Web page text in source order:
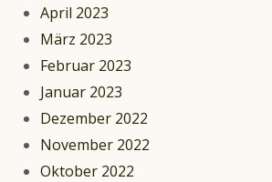
April 2023
März 2023
Februar 2023
Januar 2023
Dezember 2022
November 2022
Oktober 2022